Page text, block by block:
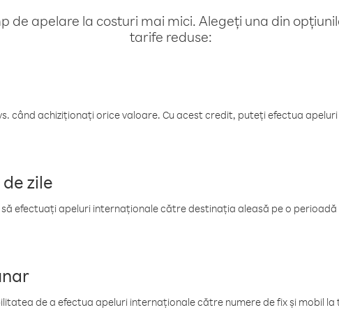
de apelare la costuri mai mici. Alegeți una din
tarife reduse:
când achiziționați orice valoare. Cu acest credit, puteți efectua
zile
efectuați apeluri internaționale către destinația aleasă pe o perioadă
de a efectua apeluri internaționale către numere de fix și mobil